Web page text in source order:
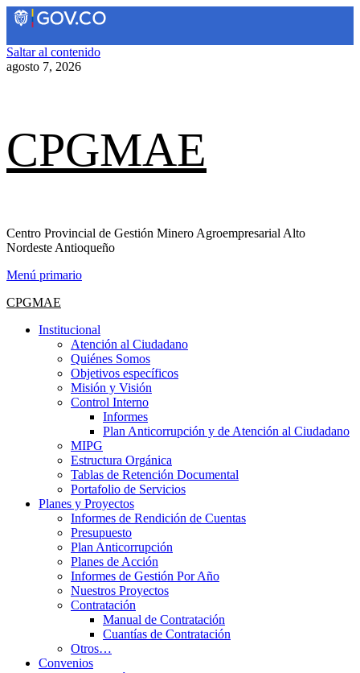
Saltar al contenido
agosto 7, 2026
CPGMAE
Centro Provincial de Gestión Minero Agroempresarial Alto
Nordeste Antioqueño
Menú primario
CPGMAE
Institucional
Atención al Ciudadano
Quiénes Somos
Objetivos específicos
Misión y Visión
Control Interno
Informes
Plan Anticorrupción y de Atención al Ciudadano
MIPG
Estructura Orgánica
Tablas de Retención Documental
Portafolio de Servicios
Planes y Proyectos
Informes de Rendición de Cuentas
Presupuesto
Plan Anticorrupción
Planes de Acción
Informes de Gestión Por Año
Nuestros Proyectos
Contratación
Manual de Contratación
Cuantías de Contratación
Otros…
Convenios